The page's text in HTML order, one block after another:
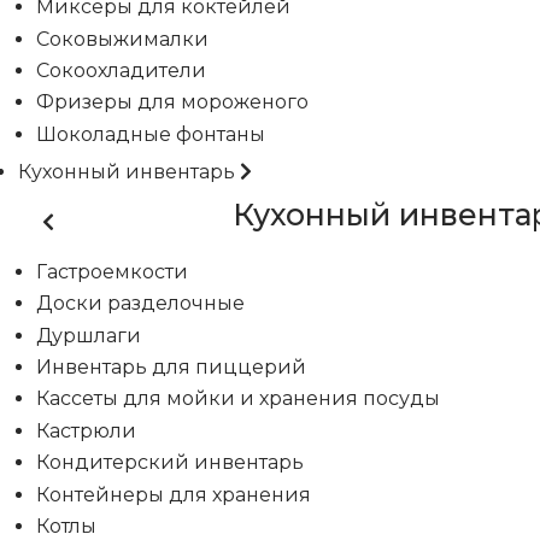
Миксеры для коктейлей
Соковыжималки
Сокоохладители
Фризеры для мороженого
Шоколадные фонтаны
Кухонный инвентарь
Кухонный
Гастроемкости
Доски разделочные
Дуршлаги
Инвентарь для пиццерий
Кассеты для мойки и хранения посуды
Кастрюли
Кондитерский инвентарь
Контейнеры для хранения
Котлы